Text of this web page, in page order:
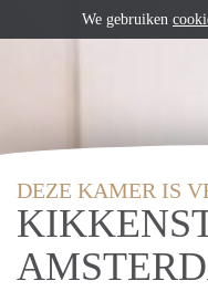
DEZE KAMER IS
We gebruiken